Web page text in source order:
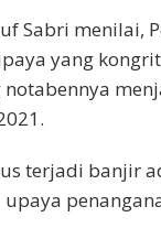
Sabri menilai,
yang
terjadi banjir